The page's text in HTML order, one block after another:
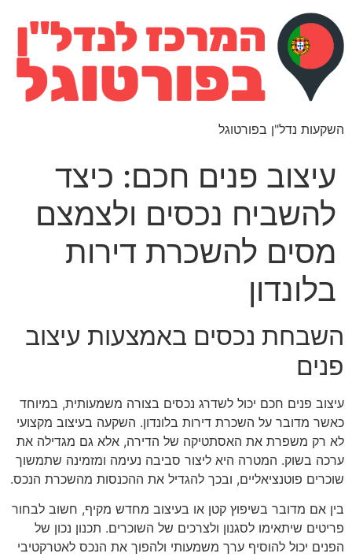
השקעות נדל"ן בפורטוגל
עיצוב פנים חכם: כיצד
להשביח נכסים ולצמצם
מסים להשכרת דירות
בלונדון
השבחת נכסים באמצעות עיצוב
פנים
עיצוב פנים חכם יכול לשדרג נכסים בצורה משמעותית, במיוחד
כאשר מדובר על השכרת דירות בלונדון. השקעה בעיצוב מקצועי
לא רק משפרת את האסתטיקה של הדירה, אלא גם מגדילה את
ערכה בשוק. המטרה היא ליצור סביבה נעימה ומזמינה שתמשוך
שוכרים פוטנציאליים, ובכך להגדיל את ההכנסות מהשכרת הנכס.
בין אם מדובר בשיפוץ קטן או בעיצוב מחדש מקיף, חשוב לבחור
פריטים שיתאימו לסגנון ולצרכים של השוכרים. תכנון נכון של
הפנים יכול להוסיף ערך משמעותי ולהפוך את הנכס לאטרקטיבי